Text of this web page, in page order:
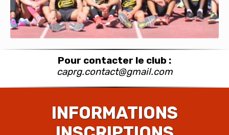
Pour contacter le club :
caprg.contact@gmail.com
INFORMATIONS